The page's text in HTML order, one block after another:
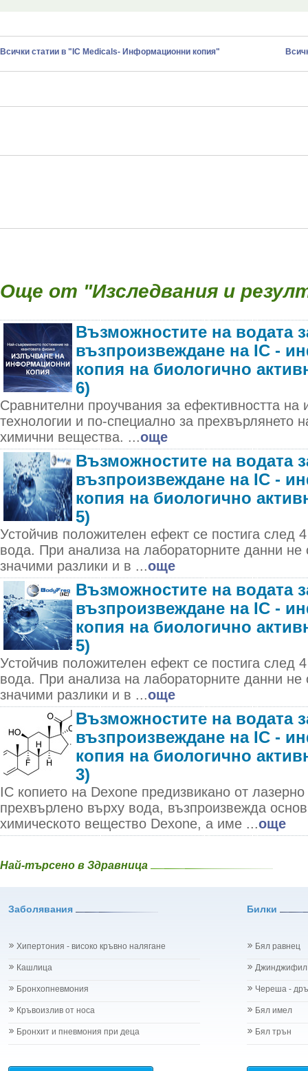
Всички статии в "IC Medicals- Информационни копия"
Още от "Изследвания и
Възможностите на водата
възпроизвеждане на IC -
копия на биологично
6)
Сравнителни проучвания за ефективността
технологии и по-специално за прехвърлянето
химични вещества. ...още
Възможностите на водата
възпроизвеждане на IC -
копия на биологично
5)
Устойчив положителен ефект се постига след
вода. При анализа на лабораторните данни не
значими разлики и в ...още
Възможностите на водата
възпроизвеждане на IC -
копия на биологично
5)
Устойчив положителен ефект се постига след
вода. При анализа на лабораторните данни не
значими разлики и в ...още
Възможностите на водата
възпроизвеждане на IC -
копия на биологично
3)
IC копието на Dexone предизвикано от
прехвърлено върху вода, възпроизвежда
химическото вещество Dexone, а име ...още
Най-търсено в Здравница
Заболявания Билки
Хипертония - високо кръвно налягане
Кашлица
Бронхопневмония
Кръвоизлив от носа
Бронхит и пневмония при деца
Бял равнец
Джинджифил
Череша -
Бял имел
Бял трън